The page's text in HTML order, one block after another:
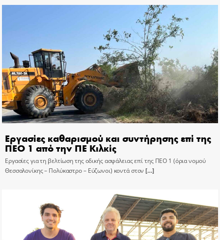
Εργασίες καθαρισμού και συντήρησης επί της
ΠΕΟ 1 από την ΠΕ Κιλκίς
Εργασίες για τη βελτίωση της οδικής ασφάλειας επί της ΠΕΟ 1 (όρια νομού
Θεσσαλονίκης – Πολύκαστρο – Εύζωνοι) κοντά στον […]